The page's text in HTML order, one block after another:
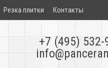
Резка плитки Контакты
+7 (495) 532-